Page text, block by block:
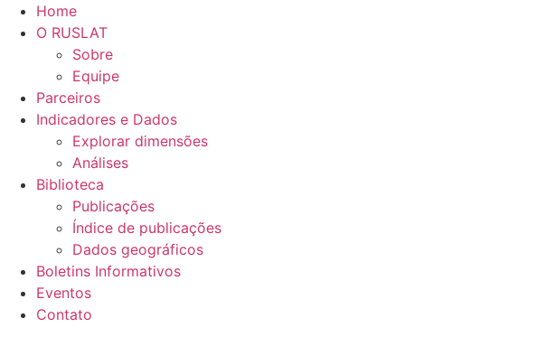
Home
O RUSLAT
Sobre
Equipe
Parceiros
Indicadores e Dados
Explorar dimensões
Análises
Biblioteca
Publicações
Índice de publicações
Dados geográficos
Boletins Informativos
Eventos
Contato